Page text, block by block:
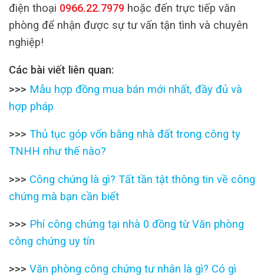
điện thoại 0966.22.7979 hoặc đến trực tiếp văn
phòng để nhận được sự tư vấn tận tình và chuyên
nghiệp!
Các bài viết liên quan:
>>> Mẫu hợp đồng mua bán mới nhất, đầy đủ và
hợp pháp
>>> Thủ tục góp vốn bằng nhà đất trong công ty
TNHH như thế nào?
>>> Công chứng là gì? Tất tần tật thông tin về công
chứng mà bạn cần biết
>>> Phí công chứng tại nhà 0 đồng từ Văn phòng
công chứng uy tín
>>> Văn phòng công chứng tư nhân là gì? Có gì